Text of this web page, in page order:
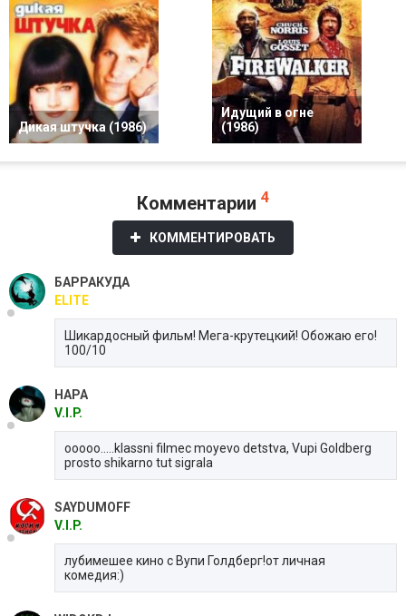
Дикая штучка (1986)
Идущий в огне
(1986)
Комментарии 4
КОММЕНТИРОВАТЬ
БАРРАКУДА
ELITE
Шикардосный фильм! Мега-крутецкий! Обожаю его!
100/10
НАРА
V.I.P.
ooooo.....klassni filmec moyevo detstva, Vupi Goldberg
prosto shikarno tut sigrala
SAYDUMOFF
V.I.P.
лубимешее кино с Вупи Голдберг!от личная
комедия:)